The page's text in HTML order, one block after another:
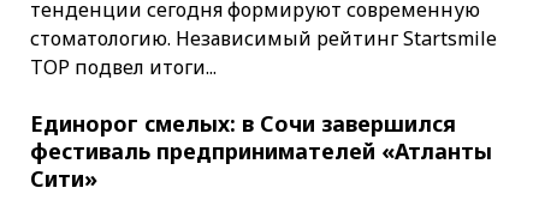
тенденции сегодня формируют современную
стоматологию. Независимый рейтинг Startsmile
TOP подвел итоги...
Единорог смелых: в Сочи завершился
фестиваль предпринимателей «Атланты
Сити»